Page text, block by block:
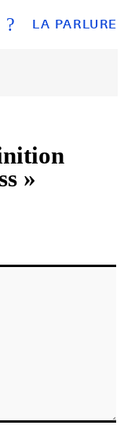
LA PARLURE
?
»